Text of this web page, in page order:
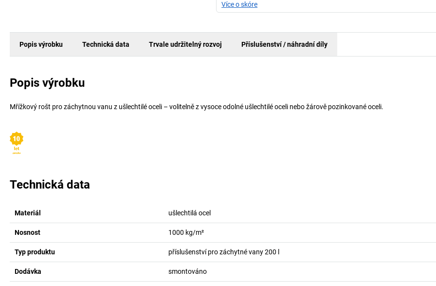
Více o skóre
Popis výrobku Technická data Trvale udržitelný rozvoj Příslušenství / náhradní díly
Popis výrobku
Mřížkový rošt pro záchytnou vanu z ušlechtilé oceli – volitelně z vysoce odolné ušlechtilé oceli nebo žárově pozinkované oceli.
Technická data
Materiál ušlechtilá ocel
Nosnost 1000 kg/m²
Typ produktu příslušenství pro záchytné vany 200 l
Dodávka smontováno